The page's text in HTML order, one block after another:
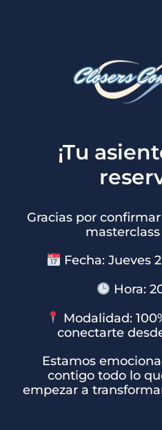
¡Tu
Gracias por
Fecha: Jueves
Hora:
Modalidad:
conectarte
Estamos
contigo todo lo
empezar a